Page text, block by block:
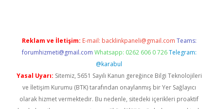
Reklam ve İletişim: E-mail: backlinkpaneli@gmail.com Teams:
forumhizmeti@gmail.com Whatsapp: 0262 606 0 726 Telegram:
@karabul
Yasal Uyarı: Sitemiz, 5651 Sayılı Kanun gereğince Bilgi Teknolojileri
ve İletişim Kurumu (BTK) tarafından onaylanmış bir Yer Sağlayıcı
olarak hizmet vermektedir. Bu nedenle, sitedeki içerikleri proaktif